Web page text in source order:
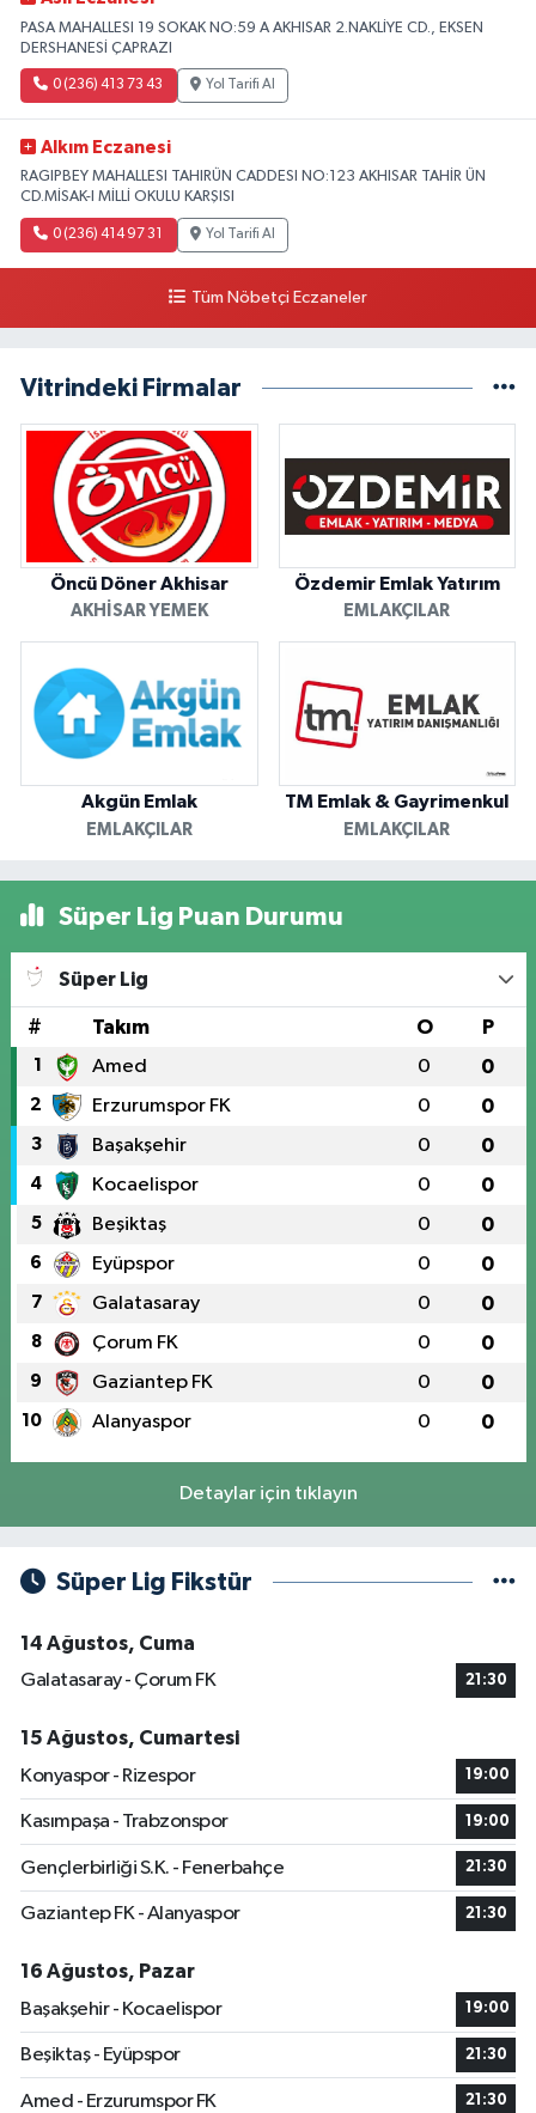
PASA MAHALLESI 19 SOKAK NO:59 A AKHISAR 2.NAKLİYE CD., EKSEN
DERSHANESİ ÇAPRAZI
0 (236) 413 73 43 Yol Tarifi Al
Alkım Eczanesi
RAGIPBEY MAHALLESI TAHIRÜN CADDESI NO:123 AKHISAR TAHİR ÜN
CD.MİSAK-I MİLLİ OKULU KARŞISI
0 (236) 414 97 31 Yol Tarifi Al
Tüm Nöbetçi Eczaneler
Vitrindeki Firmalar
Öncü Döner Akhisar
AKHISAR YEMEK
Özdemir Emlak Yatırım
EMLAKÇILAR
Akgün Emlak
EMLAKÇILAR
TM Emlak & Gayrimenkul
EMLAKÇILAR
Süper Lig Puan Durumu
Süper Lig
# Takım O P
1 Amed 0 0
2 Erzurumspor FK 0 0
3 Başakşehir 0 0
4 Kocaelispor 0 0
5 Beşiktaş 0 0
6 Eyüpspor 0 0
7 Galatasaray 0 0
8 Çorum FK 0 0
9 Gaziantep FK 0 0
10 Alanyaspor 0 0
Detaylar için tıklayın
Süper Lig Fikstür
14 Ağustos, Cuma
Galatasaray - Çorum FK
21:30
15 Ağustos, Cumartesi
Konyaspor - Rizespor
19:00
Kasımpaşa - Trabzonspor 19:00
Gençlerbirliği S.K. - Fenerbahçe 21:30
Gaziantep FK - Alanyaspor 21:30
16 Ağustos, Pazar
Başakşehir - Kocaelispor
19:00
Beşiktaş - Eyüpspor 21:30
Amed - Erzurumspor FK 21:30